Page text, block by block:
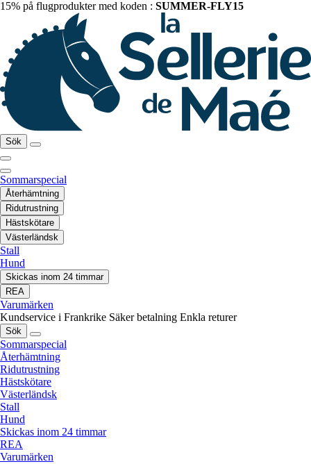
15% på flugprodukter med koden : SUMMER-FLY15
Sök
Sommarspecial
Återhämtning
Ridutrustning
Hästskötare
Västerländsk
Stall
Hund
Skickas inom 24 timmar
REA
Varumärken
Kundservice i Frankrike Säker betalning Enkla returer
Sök
Sommarspecial
Återhämtning
Ridutrustning
Hästskötare
Västerländsk
Stall
Hund
Skickas inom 24 timmar
REA
Varumärken